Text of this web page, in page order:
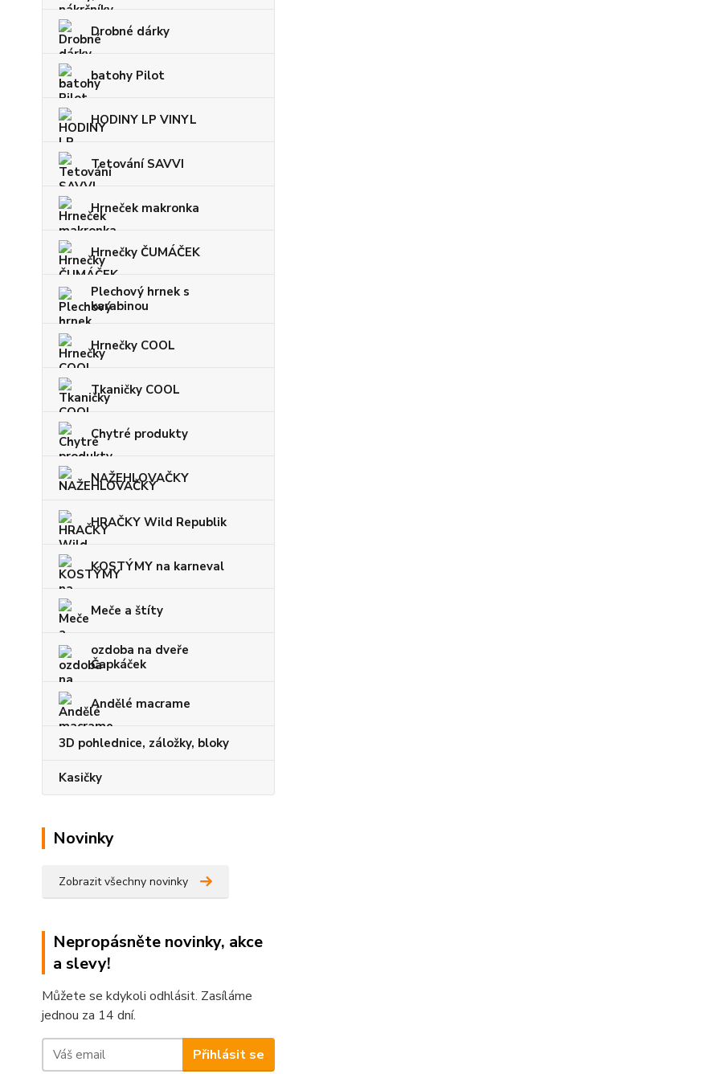
Drobné dárky
batohy Pilot
HODINY LP VINYL
Tetování SAVVI
Hrneček makronka
Hrnečky ČUMÁČEK
Plechový hrnek s
karabinou
Hrnečky COOL
Tkaničky COOL
Chytré produkty
NAŽEHLOVAČKY
HRAČKY Wild Republik
KOSTÝMY na karneval
Meče a štíty
ozdoba na dveře
Čapkáček
Andělé macrame
3D pohlednice, záložky, bloky
Kasičky
Novinky
Zobrazit všechny novinky
Nepropásněte novinky, akce
a slevy!
Můžete se kdykoli odhlásit. Zasíláme
jednou za 14 dní.
Přihlásit se